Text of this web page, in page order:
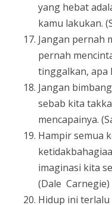
yang hebat
kamu lakukan.
Jangan pernah
pernah
tinggalkan, apa
Jangan
sebab kita
mencapainya.
Hampir semua
imaginasi kita
(Dale Carnegie)
Hidup ini